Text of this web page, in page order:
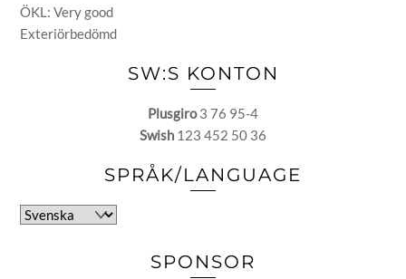
ÖKL: Very good
Exteriörbedömd
SW:S KONTON
Plusgiro3 76 95-4
Swish 123 452 50 36
SPRÅK/LANGUAGE
Välj
SPONSOR